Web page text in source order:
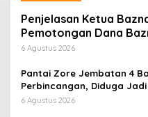
Penjelasan Ketua
Pemotongan Dana
Tidak Benar
6 Agustus 2026
Pantai Zore Jembatan 4
Perbincangan, Diduga
Tanpa Dokumen
6 Agustus 2026